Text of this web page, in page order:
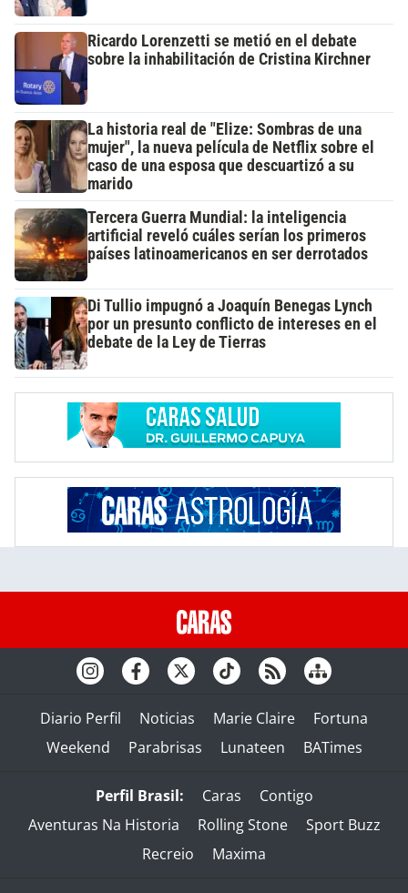
Ricardo Lorenzetti se metió en el debate
sobre la inhabilitación de Cristina Kirchner
La historia real de "Elize: Sombras de una
mujer", la nueva película de Netflix sobre el
caso de una esposa que descuartizó a su
marido
Tercera Guerra Mundial: la inteligencia
artificial reveló cuáles serían los primeros
países latinoamericanos en ser derrotados
Di Tullio impugnó a Joaquín Benegas Lynch
por un presunto conflicto de intereses en el
debate de la Ley de Tierras
Diario Perfil Noticias Marie Claire
Fortuna
Weekend
Parabrisas Lunateen BATimes
Perfil Brasil: Caras
Contigo
Aventuras Na Historia
Rolling Stone
Sport Buzz
Recreio
Maxima